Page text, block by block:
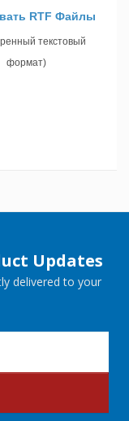
RTF Файлы
текстовый
формат)
Updates
delivered to your